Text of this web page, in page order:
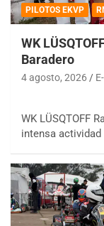
PILOTOS EKVP
WK
Baradero
4 agosto, 2026
WK LÜSQTOFF
intensa